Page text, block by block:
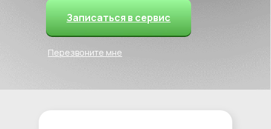
Записаться в сервис
Перезвоните мне